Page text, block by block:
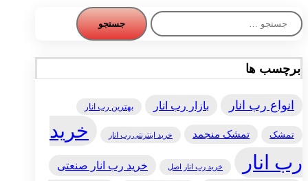
جستجو
برای:
برچسب ها
انواع رب انار بازار رب انار بهترین رب انار
تمشک تمشک منجمد خرید اینترنتی رب انار
خرید
رب انار
خرید رب انار اصل خرید رب انار صنعتی